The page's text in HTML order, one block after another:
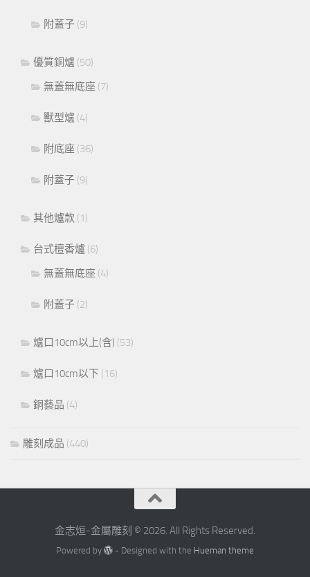
附蓋子 (9)
優質銅爐 (50)
無蓋無底座 (7)
獸型爐 (4)
附底座 (36)
附蓋子 (9)
其他爐款 (1)
台式檀香爐 (6)
無蓋無底座 (4)
附蓋子 (2)
爐口10cm以上(含) (53)
爐口10cm以下 (16)
銅藝品 (4)
雕刻成品 (440)
金志烜-金屬雕刻 © 2026. All Rights Reserved.
Powered by - Designed with the Hueman theme